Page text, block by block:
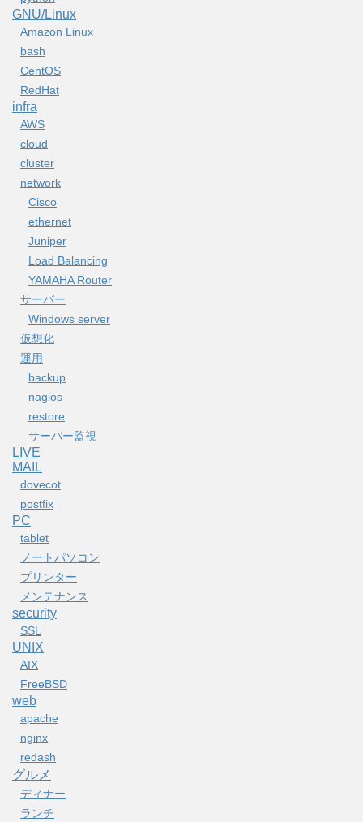
GNU/Linux
Amazon Linux
bash
CentOS
RedHat
infra
AWS
cloud
cluster
network
Cisco
ethernet
Juniper
Load Balancing
YAMAHA Router
サーバー
Windows server
仮想化
運用
backup
nagios
restore
サーバー監視
LIVE
MAIL
dovecot
postfix
PC
tablet
ノートパソコン
プリンター
メンテナンス
security
SSL
UNIX
AIX
FreeBSD
web
apache
nginx
redash
グルメ
ディナー
ランチ